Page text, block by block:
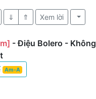
⇓ ⇑ Xem lời
- Điệu Bolero - Không
Am-A